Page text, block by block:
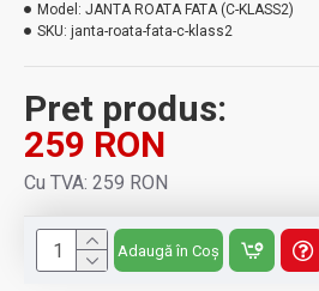
Pret produs:
259 RON
Cu TVA: 259 RON
Model: JANTA ROATA FATA (C-KLASS2)
SKU: janta-roata-fata-c-klass2
Adaugă în Coș